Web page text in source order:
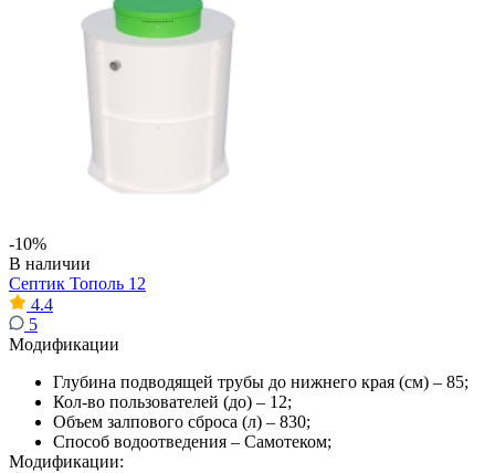
-10%
В наличии
Септик Тополь 12
4.4
5
Модификации
Глубина подводящей трубы до нижнего края (см) – 85;
Кол-во пользователей (до) – 12;
Объем залпового сброса (л) – 830;
Способ водоотведения – Самотеком;
Модификации: